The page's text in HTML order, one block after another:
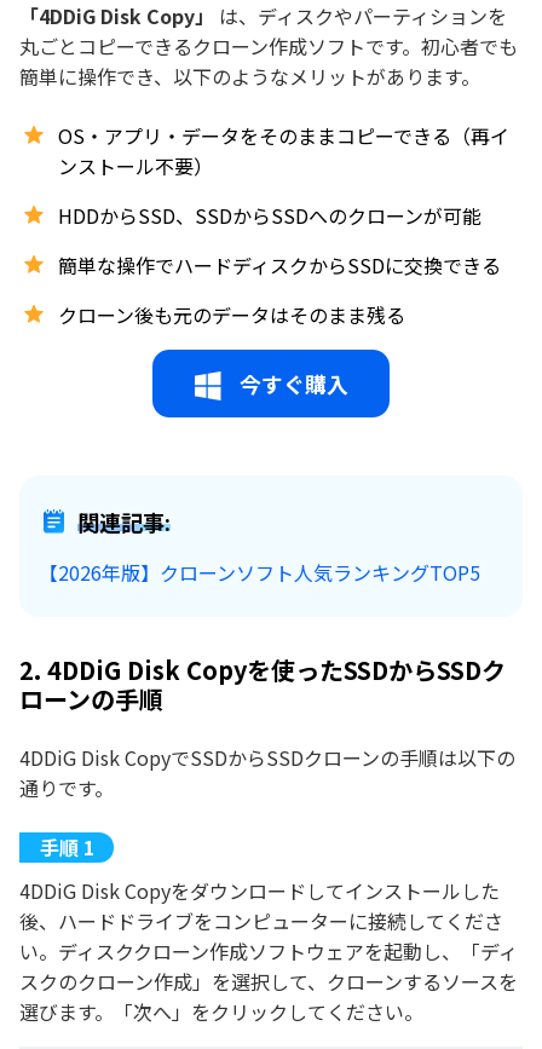
「4DDiG Disk Copy」
は、ディスクやパーティションを
丸ごとコピーできるクローン作成ソフトです。初心者でも
簡単に操作でき、以下のようなメリットがあります。
OS・アプリ・データをそのままコピーできる（再イ
ンストール不要）
HDDからSSD、SSDからSSDへのクローンが可能
簡単な操作でハードディスクからSSDに交換できる
クローン後も元のデータはそのまま残る
今すぐ購入
関連記事:
【2026年版】クローンソフト人気ランキングTOP5
2. 4DDiG Disk Copyを使ったSSDからSSDク
ローンの手順
4DDiG Disk CopyでSSDからSSDクローンの手順は以下の
通りです。
4DDiG Disk Copyをダウンロードしてインストールした
後、ハードドライブをコンピューターに接続してくださ
い。ディスククローン作成ソフトウェアを起動し、「ディ
スクのクローン作成」を選択して、クローンするソースを
選びます。「次へ」をクリックしてください。